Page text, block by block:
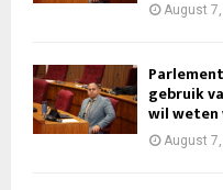
August
gebruik
wil weten
August